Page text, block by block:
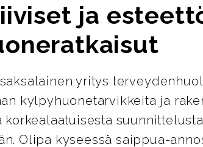
ja
yritys
kylpyhuonetarvikkeita ja
korkealaatuisesta
Olipa kyseessä saippua-